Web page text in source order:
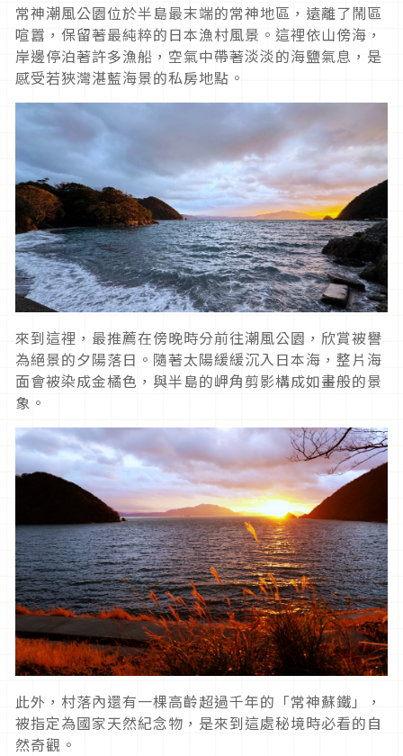
常神潮風公園位於半島最末端的常神地區，遠離了鬧區
喧囂，保留著最純粹的日本漁村風景。這裡依山傍海，
岸邊停泊著許多漁船，空氣中帶著淡淡的海鹽氣息，是
感受若狹灣湛藍海景的私房地點。
來到這裡，最推薦在傍晚時分前往潮風公園，欣賞被譽
為絕景的夕陽落日。隨著太陽緩緩沉入日本海，整片海
面會被染成金橘色，與半島的岬角剪影構成如畫般的景
象。
此外，村落內還有一棵高齡超過千年的「常神蘇鐵」，
被指定為國家天然紀念物，是來到這處秘境時必看的自
然奇觀。